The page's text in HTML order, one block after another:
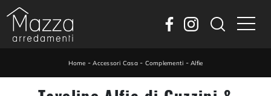
Home -Accessori Casa- Complementi -Alfie